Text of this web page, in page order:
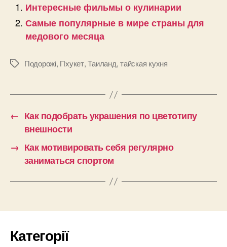
Интересные фильмы о кулинарии
Самые популярные в мире страны для
медового месяца
ПозначкиПодорожі, Пхукет,Таиланд,тайская кухня
← Как подобрать украшения по цветотипу
внешности
→ Как мотивировать себя регулярно
заниматься спортом
Категорії